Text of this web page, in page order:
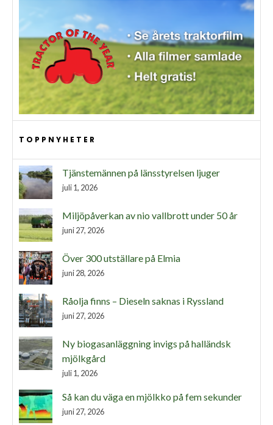
TOPPNYHETER
Tjänstemännen på länsstyrelsen ljuger
juli 1, 2026
Miljöpåverkan av nio vallbrott under 50 år
juni 27, 2026
Över 300 utställare på Elmia
juni 28, 2026
Råolja finns – Dieseln saknas i Ryssland
juni 27, 2026
Ny biogasanläggning invigs på halländsk
mjölkgård
juli 1, 2026
Så kan du väga en mjölkko på fem sekunder
juni 27, 2026